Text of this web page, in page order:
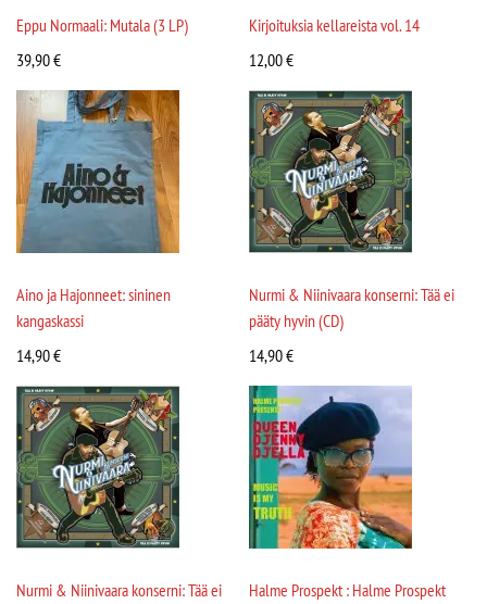
Eppu Normaali: Mutala (3 LP)
39,90€
Kirjoituksia kellareista vol. 14
12,00€
Aino ja Hajonneet: sininen
kangaskassi
14,90€
Nurmi & Niinivaara konserni: Tää ei
pääty hyvin (CD)
14,90€
Nurmi & Niinivaara konserni: Tää ei
Halme Prospekt : Halme Prospekt